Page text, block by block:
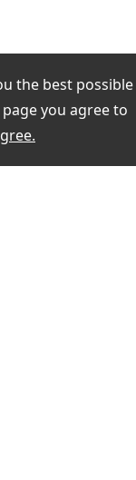
the best possible
you agree to